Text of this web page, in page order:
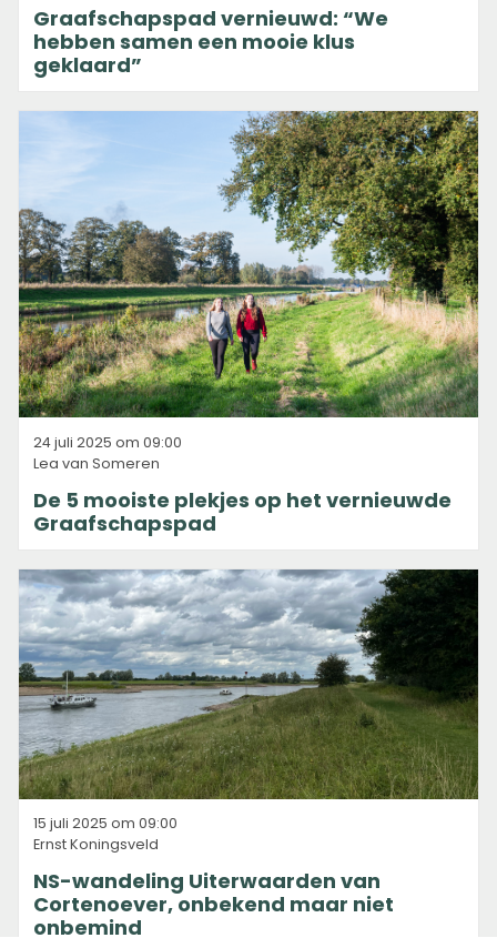
Graafschapspad vernieuwd: “We
hebben samen een mooie klus
geklaard”
24 juli 2025 om 09:00
Lea van Someren
De 5 mooiste plekjes op het vernieuwde
Graafschapspad
15 juli 2025 om 09:00
Ernst Koningsveld
NS-wandeling Uiterwaarden van
Cortenoever, onbekend maar niet
onbemind